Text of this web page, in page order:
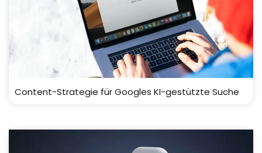
Content-Strategie für Googles KI-gestützte Suche